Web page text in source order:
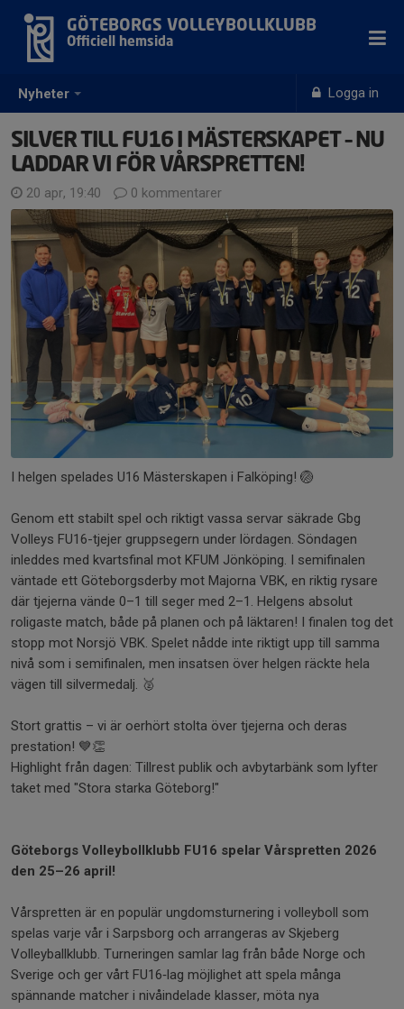
Nyheter Logga in
GÖTEBORGS VOLLEYBOLLKLUBB
Officiell hemsida
SILVER TILL FU16 I MÄSTERSKAPET – NU
LADDAR VI FÖR VÅRSPRETTEN!
20 apr, 19:40 0 kommentarer
I helgen spelades U16 Mästerskapen i Falköping! 🏐
Genom ett stabilt spel och riktigt vassa servar säkrade Gbg
Volleys FU16-tjejer gruppsegern under lördagen. Söndagen
inleddes med kvartsfinal mot KFUM Jönköping. I semifinalen
väntade ett Göteborgsderby mot Majorna VBK, en riktig rysare
där tjejerna vände 0–1 till seger med 2–1. Helgens absolut
roligaste match, både på planen och på läktaren! I finalen tog det
stopp mot Norsjö VBK. Spelet nådde inte riktigt upp till samma
nivå som i semifinalen, men insatsen över helgen räckte hela
vägen till silvermedalj. 🥈
Stort grattis – vi är oerhört stolta över tjejerna och deras
prestation! 💙👏
Highlight från dagen: Tillrest publik och avbytarbänk som lyfter
taket med "Stora starka Göteborg!"
Göteborgs Volleybollklubb FU16 spelar Vårspretten 2026
den 25–26 april!
Vårspretten är en populär ungdomsturnering i volleyboll som
spelas varje vår i Sarpsborg och arrangeras av Skjeberg
Volleyballklubb. Turneringen samlar lag från både Norge och
Sverige och ger vårt FU16‑lag möjlighet att spela många
spännande matcher i nivåindelade klasser, möta nya